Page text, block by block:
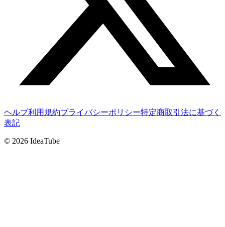
ヘルプ利用規約プライバシーポリシー特定商取引法に基づく
表記
© 2026 IdeaTube